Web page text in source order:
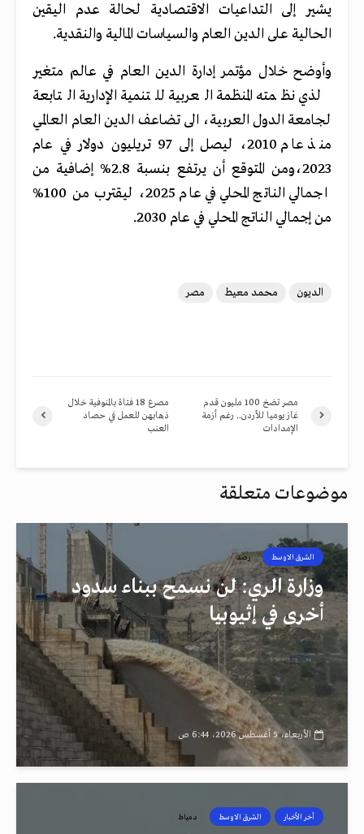
يشير إلى التداعيات الاقتصادية لحالة عدم اليقين
الحالية على الدين العام والسياسات المالية والنقدية.
وأوضح خلال مؤتمر إدارة الدين العام في عالم متغير
لذي نظمته المنظمة العربية للتنمية الإدارية التابعة
لجامعة الدول العربية، الى تضاعف الدين العام العالمي
منذ عام 2010، ليصل إلى 97 تريليون دولار في عام
2023،ومن المتوقع أن يرتفع بنسبة 2.8% إضافية من
اجمالي الناتج المحلي في عام 2025، ليقترب من 100%
من إجمالي الناتج المحلي في عام 2030.
الديون محمد معيط مصر
مصرع 18 فتاة بالمنوفية خلال
ذهابهن للعمل في حصاد
العنب
مصر تضخ 100 مليون قدم
غاز يوميا للأردن.. رغم أزمة
الإمدادات
موضوعات متعلقة
الشرق الاوسط رصد
وزارة الري: لن نسمح ببناء سدود
أخرى في إثيوبيا
الأربعاء، 5 أغسطس 2026، 6:44 ص
أخر الأخبار الشرق الاوسط دمياط